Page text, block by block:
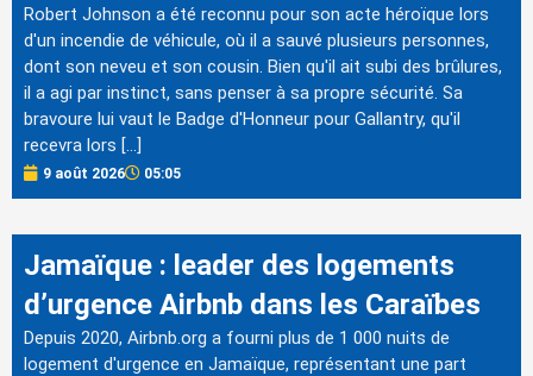
Robert Johnson a été reconnu pour son acte héroïque lors
d'un incendie de véhicule, où il a sauvé plusieurs personnes,
dont son neveu et son cousin. Bien qu'il ait subi des brûlures,
il a agi par instinct, sans penser à sa propre sécurité. Sa
bravoure lui vaut le Badge d'Honneur pour Gallantry, qu'il
recevra lors […]
9 août 2026 05:05
Jamaïque : leader des logements
d’urgence Airbnb dans les Caraïbes
Depuis 2020, Airbnb.org a fourni plus de 1 000 nuits de
logement d'urgence en Jamaïque, représentant une part